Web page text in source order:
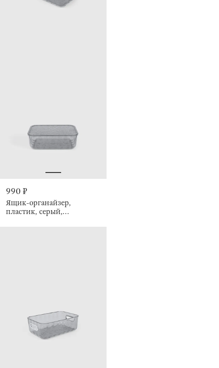
990 ₽
Ящик-органайзер,
пластик, серый,